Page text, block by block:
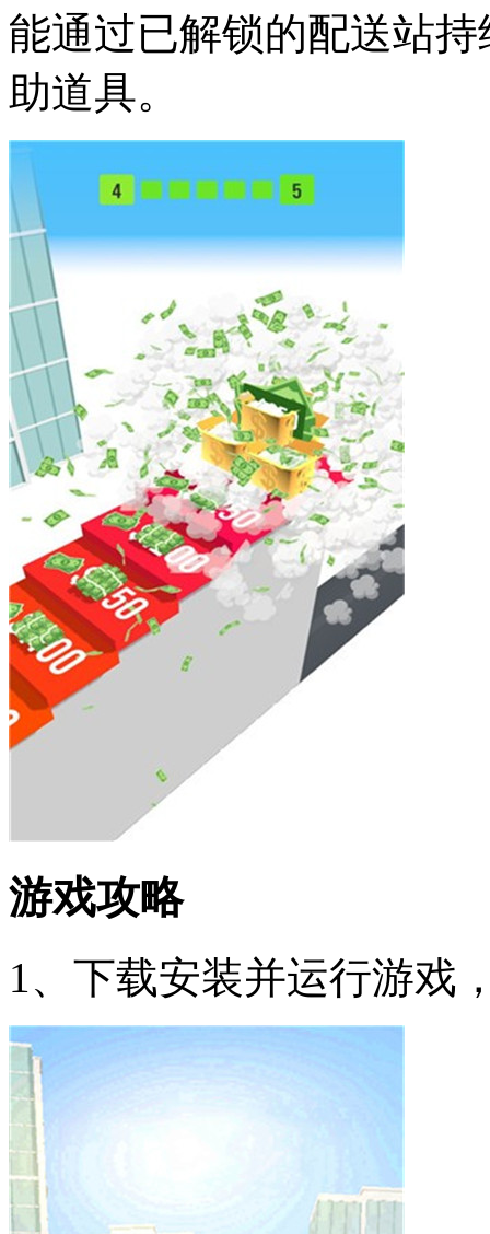
能通过已解锁的配送站
助道具。
游戏攻略
1、下载安装并运行游戏